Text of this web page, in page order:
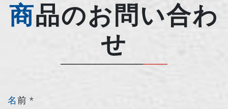
商品のお問い合わ
せ
名前 *